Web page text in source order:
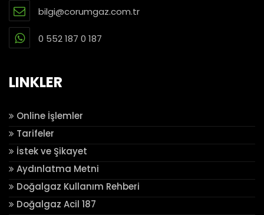
bilgi@corumgaz.com.tr
0 552 187 0 187
LINKLER
Online İşlemler
Tarifeler
İstek ve Şikayet
Aydınlatma Metni
Doğalgaz Kullanım Rehberi
Doğalgaz Acil 187